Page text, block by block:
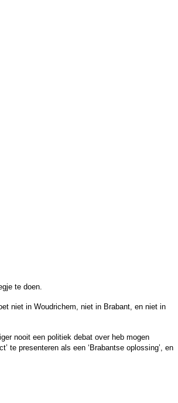
te doen.
niet in Woudrichem, niet in Brabant, en niet in
nooit een politiek debat over heb mogen
te presenteren als een ‘Brabantse oplossing’, en